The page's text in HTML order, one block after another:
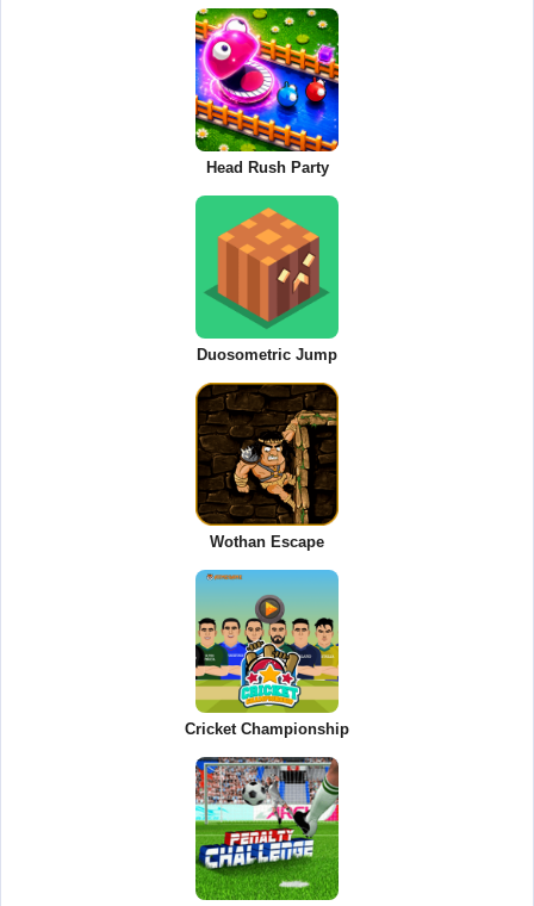
Head Rush Party
Duosometric Jump
Wothan Escape
Cricket Championship